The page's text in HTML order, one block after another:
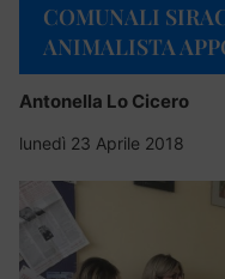
COMUNALI
ANIMALISTA
Antonella Lo Cicero
lunedì 23 Aprile 2018